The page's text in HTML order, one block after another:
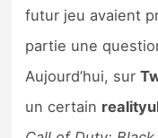
futur jeu avaient
partie une
Aujourd’hui, sur
un certain